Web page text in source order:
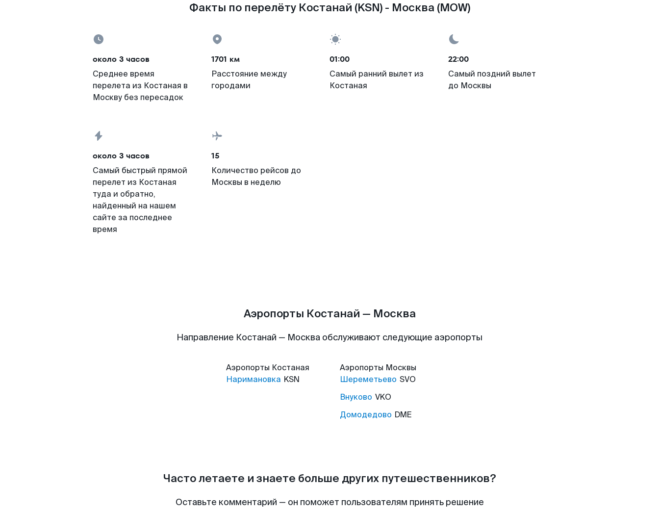
Факты по перелёту Костанай (KSN) - Москва (MOW)
около 3 часов
Среднее время
перелета из Костаная в
Москву без пересадок
1701 км
Расстояние между
городами
01:00
Самый ранний вылет из
Костаная
22:00
Самый поздний вылет
до Москвы
около 3 часов
Самый быстрый прямой
перелет из Костаная
туда и обратно,
найденный на нашем
сайте за последнее
время
15
Количество рейсов до
Москвы в неделю
Аэропорты Костанай — Москва
Направление Костанай — Москва обслуживают следующие аэропорты
Аэропорты Костаная
Наримановка KSN
Аэропорты Москвы
Шереметьево SVO
Внуково VKO
Домодедово DME
Часто летаете и знаете больше других путешественников?
Оставьте комментарий — он поможет пользователям принять решение